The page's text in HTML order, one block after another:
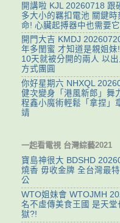
開講啦 KJL 20260718 跟
多大小的羈扣電池 關鍵時
命! 心臟起搏器中也需要
開門大吉 KMDJ
年多閨蜜 才知道是親姐妹
10天就被分開的兩人 以
方式團圓
你好星期六 NHXQL
健次變身「港風新郎」舞
程鑫小魔術輕鬆「拿捏」
靖
一起看電視 台灣綜藝2021
寶島神很大 BDSHD
燒香 毋收金牌 全台灣最
公
WTO姐妹會 WTOJMH
名不虛傳美食王國 是天堂
獄?!